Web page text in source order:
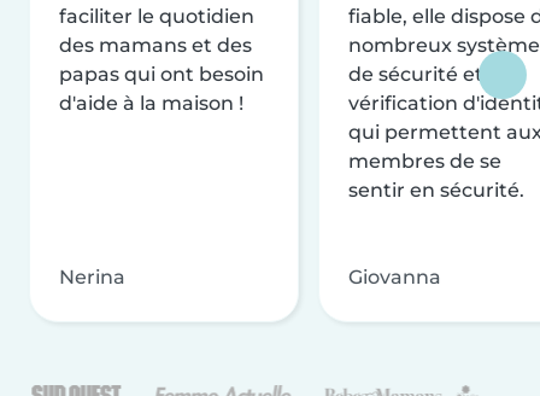
faciliter le quotidien
des mamans et des
papas qui ont besoin
d'aide à la maison !
Nerina
fiable, elle dispose
nombreux
de sécurité et de
vérification
qui permettent
membres de se
sentir en sécurité.
Giovanna